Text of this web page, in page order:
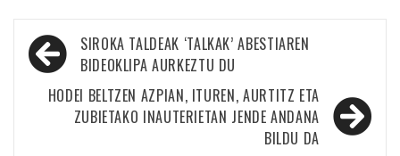
Bidalketetan
zehar
nabigatu
SIROKA TALDEAK ‘TALKAK’ ABESTIAREN
BIDEOKLIPA AURKEZTU DU
HODEI BELTZEN AZPIAN, ITUREN, AURTITZ ETA
ZUBIETAKO INAUTERIETAN JENDE ANDANA
BILDU DA